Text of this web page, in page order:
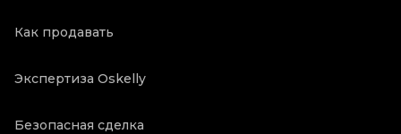
Как продавать
Экспертиза Oskelly
Безопасная сделка